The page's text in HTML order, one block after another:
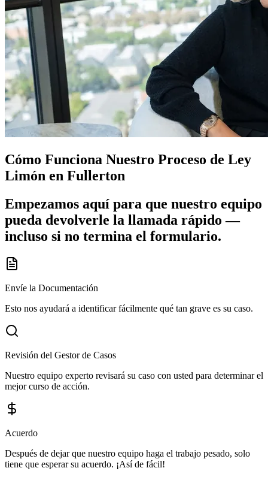
Cómo Funciona Nuestro Proceso de Ley
Limón en Fullerton
Empezamos aquí para que nuestro equipo
pueda devolverle la llamada rápido —
incluso si no termina el formulario.
Envíe la Documentación
Esto nos ayudará a identificar fácilmente qué tan grave es su caso.
Revisión del Gestor de Casos
Nuestro equipo experto revisará su caso con usted para determinar el
mejor curso de acción.
Acuerdo
Después de dejar que nuestro equipo haga el trabajo pesado, solo
tiene que esperar su acuerdo. ¡Así de fácil!